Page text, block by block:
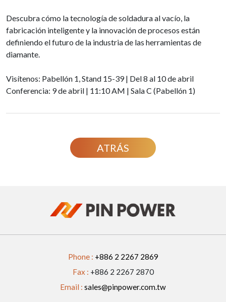
Descubra cómo la tecnología de soldadura al vacío, la
fabricación inteligente y la innovación de procesos están
definiendo el futuro de la industria de las herramientas de
diamante.
Visítenos: Pabellón 1, Stand 15-39 | Del 8 al 10 de abril
Conferencia: 9 de abril | 11:10 AM | Sala C (Pabellón 1)
ATRÁS
Phone : +886 2 2267 2869
Fax : +886 2 2267 2870
Email : sales@pinpower.com.tw